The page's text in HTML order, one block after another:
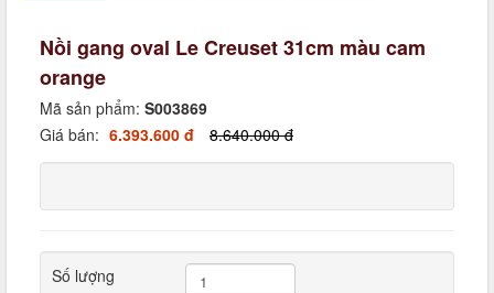
Nồi gang oval Le Creuset 31cm màu cam
orange
Mã sản phẩm: S003869
Giá bán: 6.393.600 đ 8.640.000 đ
Số lượng